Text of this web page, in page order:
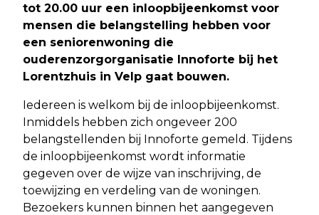
tot 20.00 uur een inloopbijeenkomst voor
mensen die belangstelling hebben voor
een seniorenwoning die
ouderenzorgorganisatie Innoforte bij het
Lorentzhuis in Velp gaat bouwen.
Iedereen is welkom bij de inloopbijeenkomst.
Inmiddels hebben zich ongeveer 200
belangstellenden bij Innoforte gemeld. Tijdens
de inloopbijeenkomst wordt informatie
gegeven over de wijze van inschrijving, de
toewijzing en verdeling van de woningen.
Bezoekers kunnen binnen het aangegeven